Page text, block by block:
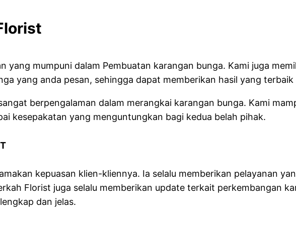
yang mumpuni dalam Pembuatan karangan bunga. Kami juga
yang anda pesan, sehingga dapat memberikan hasil yang terbaik
berpengalaman dalam merangkai karangan bunga. Kami
kesepakatan yang menguntungkan bagi kedua belah pihak.
kepuasan klien-kliennya. Ia selalu memberikan pelayanan
Florist juga selalu memberikan update terkait perkembangan
dan jelas.